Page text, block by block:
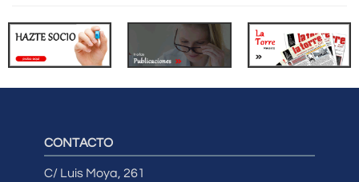
CONTACTO
C/ Luis Moya, 261